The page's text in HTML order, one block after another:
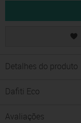
Detalhes do produto
Dafiti Eco
Avaliações